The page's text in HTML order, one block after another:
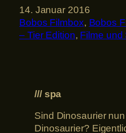
14. Januar 2016
Bobos Filmbox, Bobos
– Tier Edition, Filme und
/// spa
Sind Dinosaurier
Dinosaurier?